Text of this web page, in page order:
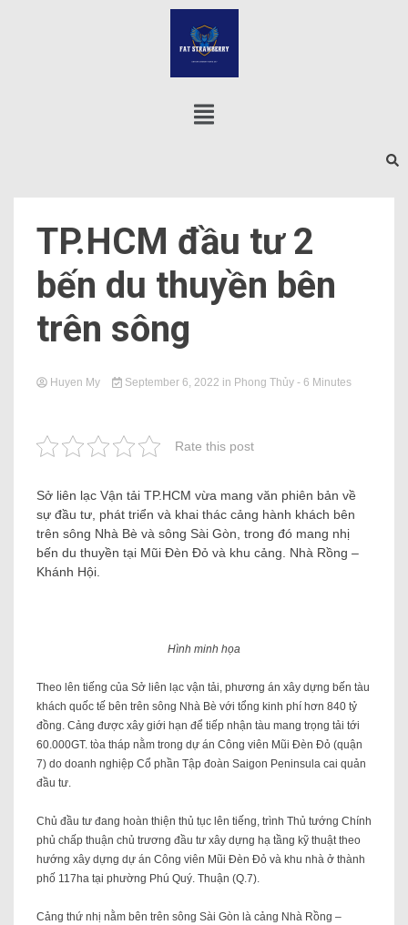
TP.HCM đầu tư 2
bến du thuyền bên
trên sông
Huyen My September 6, 2022 in Phong Thủy - 6 Minutes
Rate this post
Sở liên lạc Vận tải TP.HCM vừa mang văn phiên bản về
sự đầu tư, phát triển và khai thác cảng hành khách bên
trên sông Nhà Bè và sông Sài Gòn, trong đó mang nhị
bến du thuyền tại Mũi Đèn Đỏ và khu cảng. Nhà Rồng –
Khánh Hội.
Hình minh họa
Theo lên tiếng của Sở liên lạc vận tải, phương án xây dựng bến tàu
khách quốc tế bên trên sông Nhà Bè với tổng kinh phí hơn 840 tỷ
đồng. Cảng được xây giới hạn để tiếp nhận tàu mang trọng tải tới
60.000GT. tòa tháp nằm trong dự án Công viên Mũi Đèn Đỏ (quận
7) do doanh nghiệp Cổ phần Tập đoàn Saigon Peninsula cai quản
đầu tư.
Chủ đầu tư đang hoàn thiện thủ tục lên tiếng, trình Thủ tướng Chính
phủ chấp thuận chủ trương đầu tư xây dựng hạ tầng kỹ thuật theo
hướng xây dựng dự án Công viên Mũi Đèn Đỏ và khu nhà ở thành
phố 117ha tại phường Phú Quý. Thuận (Q.7).
Cảng thứ nhị nằm bên trên sông Sài Gòn là cảng Nhà Rồng –